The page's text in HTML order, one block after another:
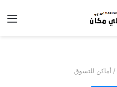
/ أماكن للتسوق